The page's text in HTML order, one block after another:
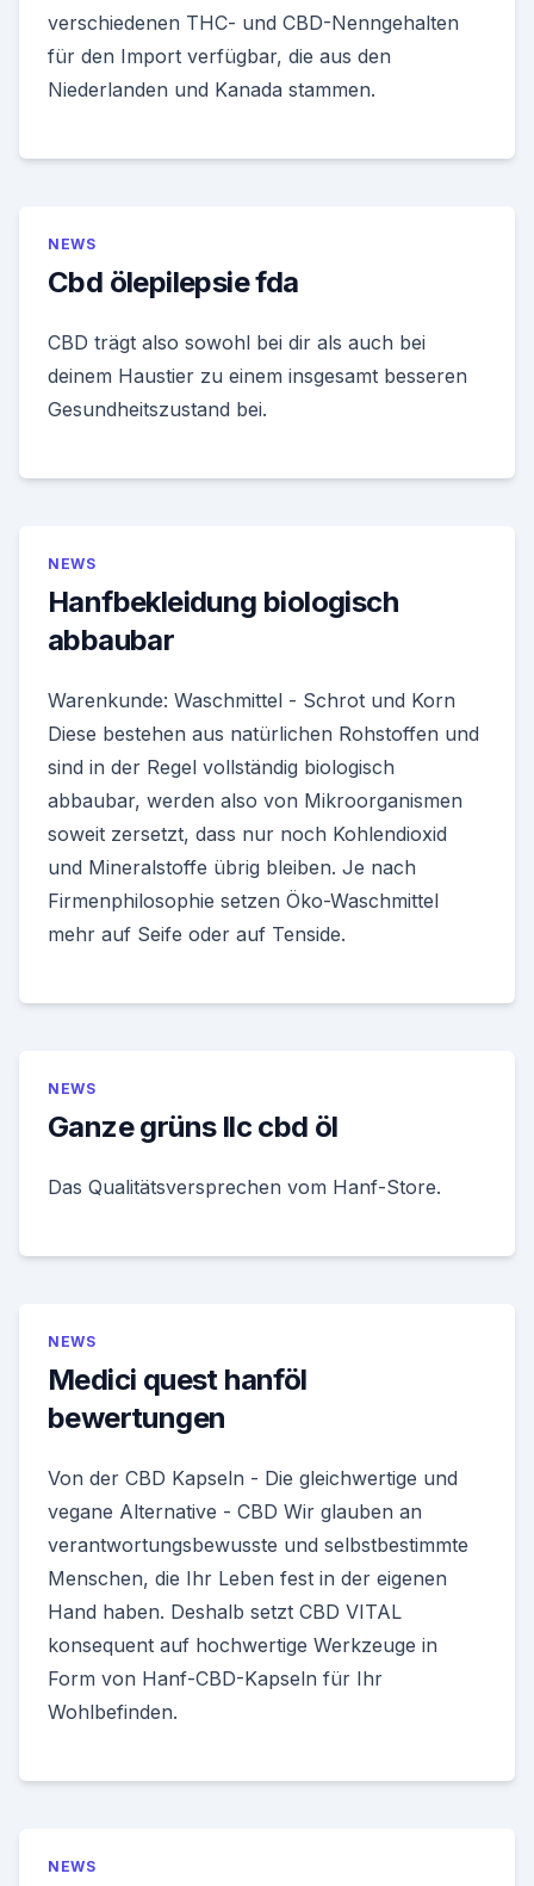
verschiedenen THC- und CBD-Nenngehalten
für den Import verfügbar, die aus den
Niederlanden und Kanada stammen.
NEWS
Cbd ölepilepsie fda
CBD trägt also sowohl bei dir als auch bei
deinem Haustier zu einem insgesamt besseren
Gesundheitszustand bei.
NEWS
Hanfbekleidung biologisch
abbaubar
Warenkunde: Waschmittel - Schrot und Korn
Diese bestehen aus natürlichen Rohstoffen und
sind in der Regel vollständig biologisch
abbaubar, werden also von Mikroorganismen
soweit zersetzt, dass nur noch Kohlendioxid
und Mineralstoffe übrig bleiben. Je nach
Firmenphilosophie setzen Öko-Waschmittel
mehr auf Seife oder auf Tenside.
NEWS
Ganze grüns llc cbd öl
Das Qualitätsversprechen vom Hanf-Store.
NEWS
Medici quest hanföl
bewertungen
Von der CBD Kapseln - Die gleichwertige und
vegane Alternative - CBD Wir glauben an
verantwortungsbewusste und selbstbestimmte
Menschen, die Ihr Leben fest in der eigenen
Hand haben. Deshalb setzt CBD VITAL
konsequent auf hochwertige Werkzeuge in
Form von Hanf-CBD-Kapseln für Ihr
Wohlbefinden.
NEWS